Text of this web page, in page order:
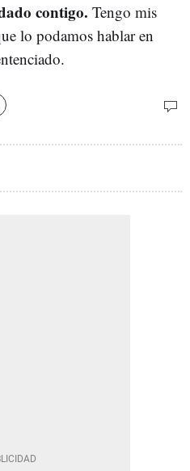
contigo. Tengo mis
lo podamos hablar en